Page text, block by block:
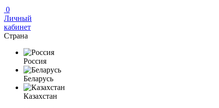
0
Личный
кабинет
Страна
Россия
Беларусь
Казахстан